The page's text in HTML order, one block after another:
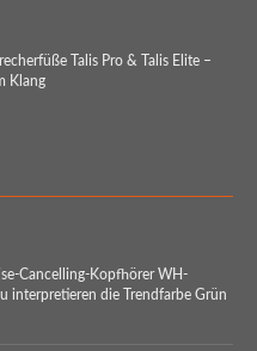
Talis Pro & Talis Elite –
Klang
Cancelling-Kopfhörer WH-
interpretieren die Trendfarbe Grün